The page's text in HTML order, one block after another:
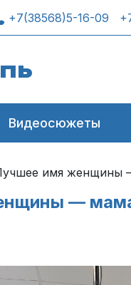
+7(38568)5-16-09
Видеосюжеты
имя женщины
—